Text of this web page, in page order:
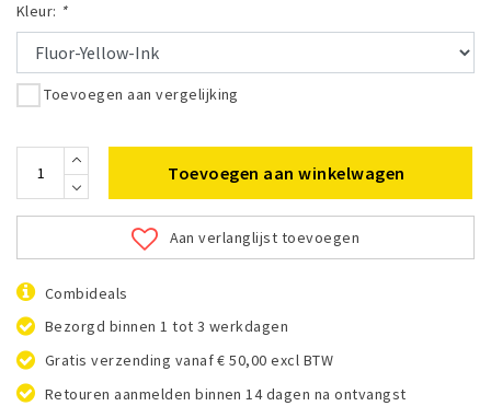
Kleur: *
Toevoegen aan vergelijking
Toevoegen aan winkelwagen
Aan verlanglijst toevoegen
Combideals
Bezorgd binnen 1 tot 3 werkdagen
Gratis verzending vanaf € 50,00 excl BTW
Retouren aanmelden binnen 14 dagen na ontvangst